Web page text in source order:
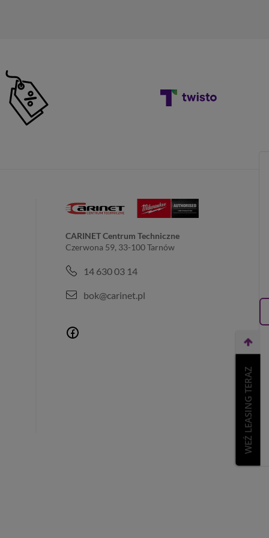
CARINET Centrum Techniczne
Czerwona 59, 33-100 Tarnów
14 630 03 14
bok@carinet.pl
WEŹ LEASING TERAZ